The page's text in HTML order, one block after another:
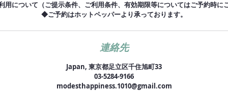
について（ご提示条件、ご利用条件、有効期限等についてはご予約時に
◆ご予約はホットペッパーより承っております。
連絡先
Japan, 東京都足立区千住旭町33
03-5284-9166
modesthappiness.1010@gmail.com